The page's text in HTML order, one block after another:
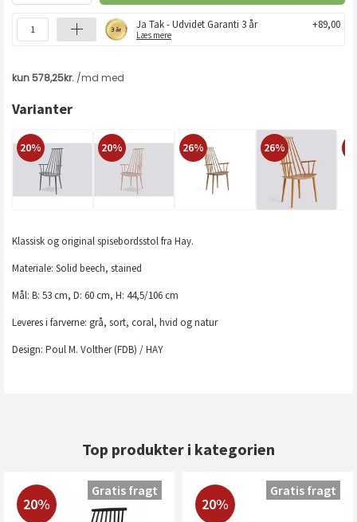
Ja Tak - Udvidet Garanti 3 år
Læs mere
+89,00
Varianter
20% 20% 26% 26%
Klassisk og original spisebordsstol fra Hay.
Materiale: Solid beech, stained
Mål: B: 53 cm, D: 60 cm, H: 44,5/106 cm
Leveres i farverne: grå, sort, coral, hvid og natur
Design: Poul M. Volther (FDB) / HAY
Top produkter i kategorien
20%
Gratis fragt
20%
Gratis fragt